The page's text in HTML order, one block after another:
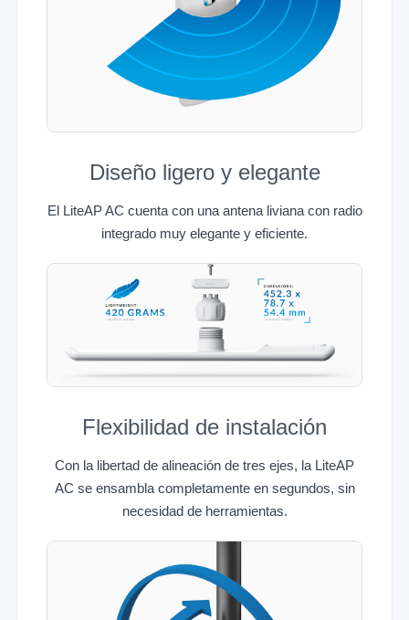
Diseño ligero y elegante
El LiteAP AC cuenta con una antena liviana con radio
integrado muy elegante y eficiente.
Flexibilidad de instalación
Con la libertad de alineación de tres ejes, la LiteAP
AC se ensambla completamente en segundos, sin
necesidad de herramientas.